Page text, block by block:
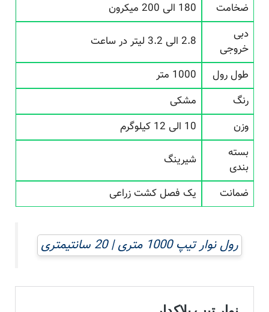
ضخامت
180 الی 200 میکرون
خروجی
طول رول
1000 متر
رنگ
مشکی
بسته
بندی
شیرینگ
ضمانت یک فصل کشت زراعی
رول نوار تیپ 1000 متری | 20 سانتیمتری